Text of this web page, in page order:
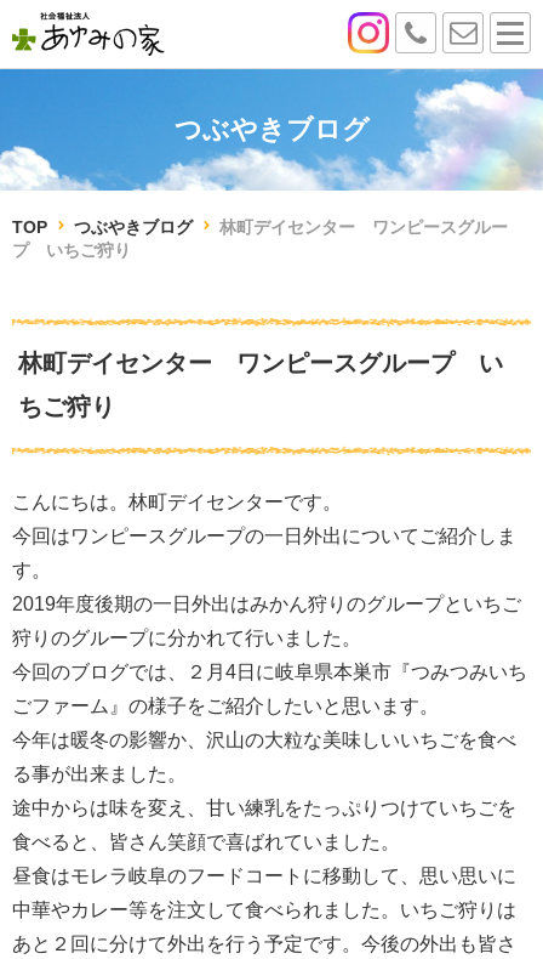
つぶやきブログ
TOP つぶやきブログ
林町デイセンター ワンピースグルー
プ いちご狩り
林町デイセンター ワンピースグループ い
ちご狩り
こんにちは。林町デイセンターです。
今回はワンピースグループの一日外出についてご紹介しま
す。
2019年度後期の一日外出はみかん狩りのグループといちご
狩りのグループに分かれて行いました。
今回のブログでは、２月4日に岐阜県本巣市『つみつみいち
ごファーム』の様子をご紹介したいと思います。
今年は暖冬の影響か、沢山の大粒な美味しいいちごを食べ
る事が出来ました。
途中からは味を変え、甘い練乳をたっぷりつけていちごを
食べると、皆さん笑顔で喜ばれていました。
昼食はモレラ岐阜のフードコートに移動して、思い思いに
中華やカレー等を注文して食べられました。いちご狩りは
あと２回に分けて外出を行う予定です。今後の外出も皆さ